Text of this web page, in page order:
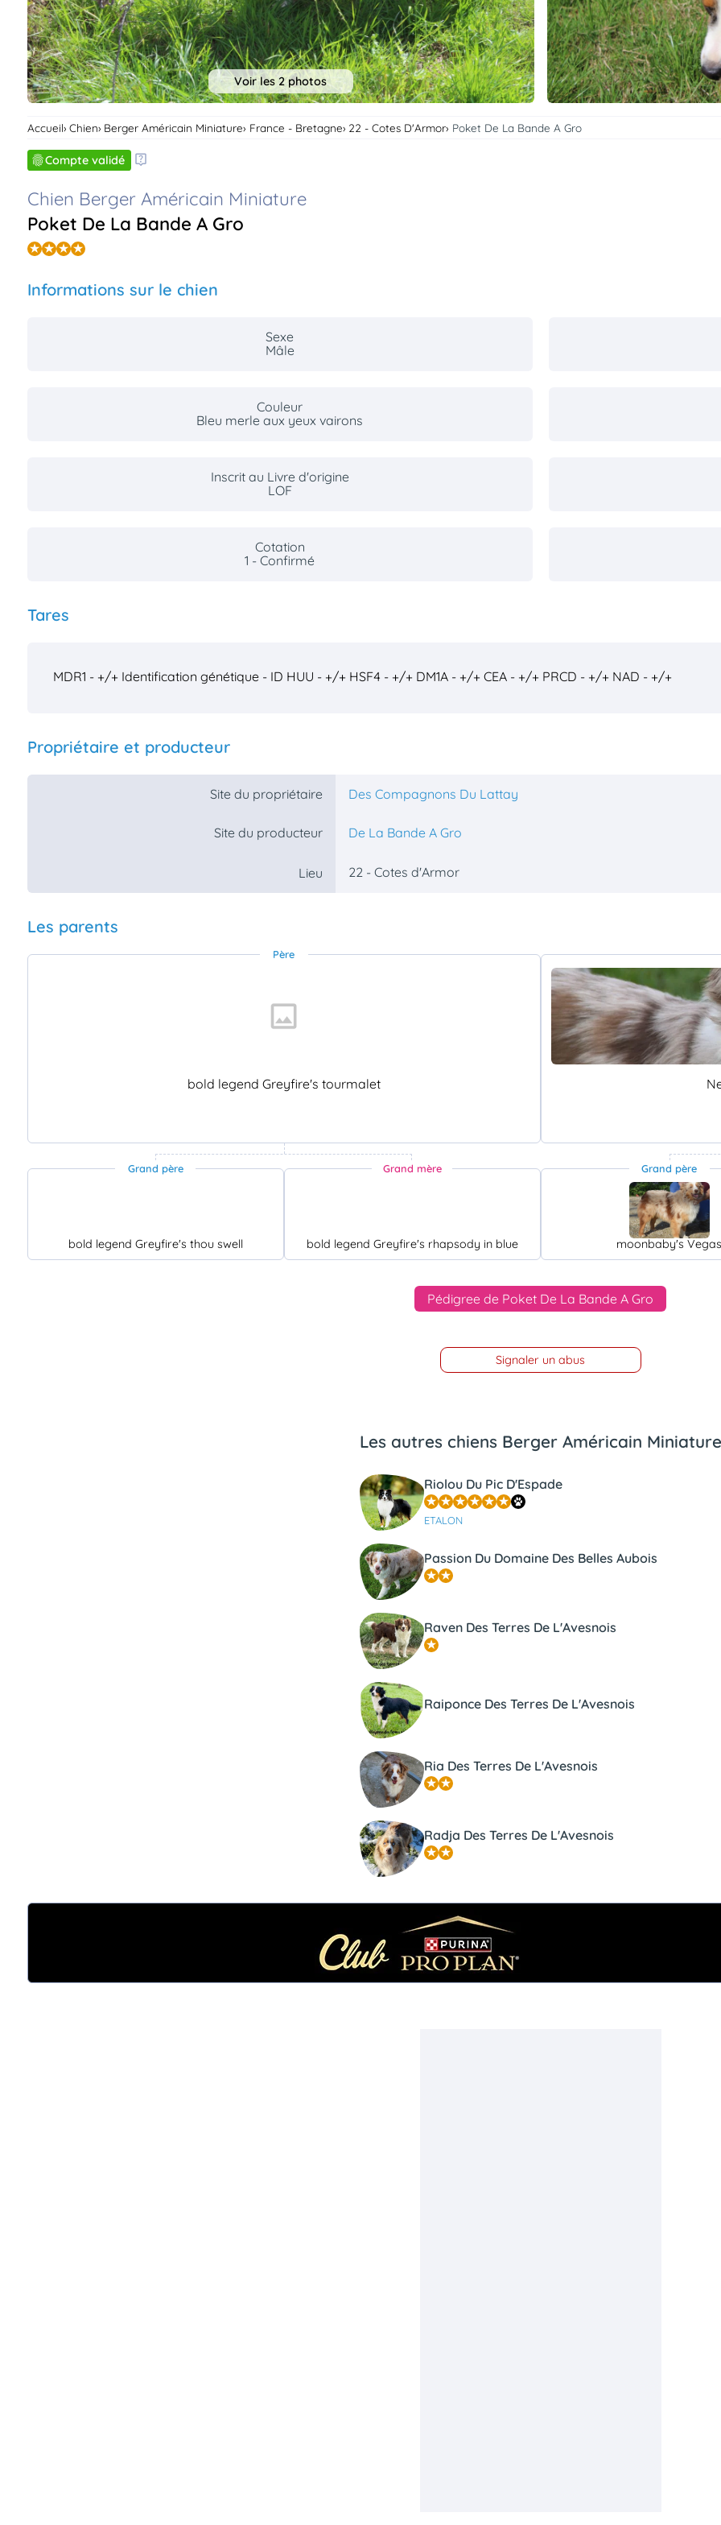
Assurances
Connexion
Voir les 2 photos
Accueil Chien Berger Américain Miniature France - Bretagne 22 - Cotes D'Armor Poket De La Bande A Gro
Compte validé
Chien Berger Américain Miniature
Poket De La Bande A Gro
Informations sur le chien
Sexe
Mâle
Couleur
Bleu merle aux yeux vairons
Inscrit au Livre d'origine
LOF
Cotation
1 - Confirmé
Tares
MDR1 - +/+ Identification génétique - ID HUU - +/+ HSF4 - +/+ DM1A - +/+ CEA - +/+ PRCD - +/+ NAD - +/+
Propriétaire et producteur
Site du propriétaire Des Compagnons Du Lattay
Site du producteur De La Bande A Gro
Lieu 22 - Cotes d'Armor
Les parents
Père
bold legend Greyfire's tourmalet
Grand père
bold legend Greyfire's thou swell
Grand mère
bold legend Greyfire's rhapsody in blue
Grand père
moonbaby's
Pédigree de Poket De La Bande A Gro
Signaler un abus
Les autres chiens Berger Américain Miniature
Riolou Du Pic D'Espade
ETALON
Passion Du Domaine Des Belles Aubois
Raven Des Terres De L'Avesnois
Raiponce Des Terres De L'Avesnois
Ria Des Terres De L'Avesnois
Radja Des Terres De L'Avesnois